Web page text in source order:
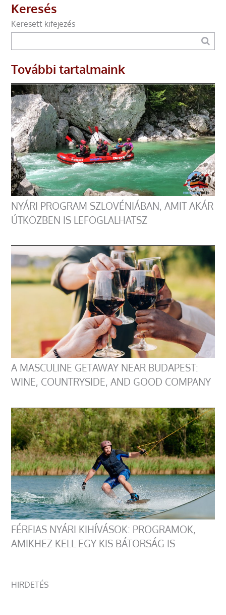
Keresés
Keresett kifejezés
További tartalmaink
NYÁRI PROGRAM SZLOVÉNIÁBAN, AMIT AKÁR
ÚTKÖZBEN IS LEFOGLALHATSZ
A MASCULINE GETAWAY NEAR BUDAPEST:
WINE, COUNTRYSIDE, AND GOOD COMPANY
FÉRFIAS NYÁRI KIHÍVÁSOK: PROGRAMOK,
AMIKHEZ KELL EGY KIS BÁTORSÁG IS
HIRDETÉS